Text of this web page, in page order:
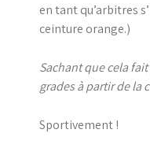
en tant qu’arbitres
ceinture orange.)
Sachant que cela
grades à partir de la
Sportivement !